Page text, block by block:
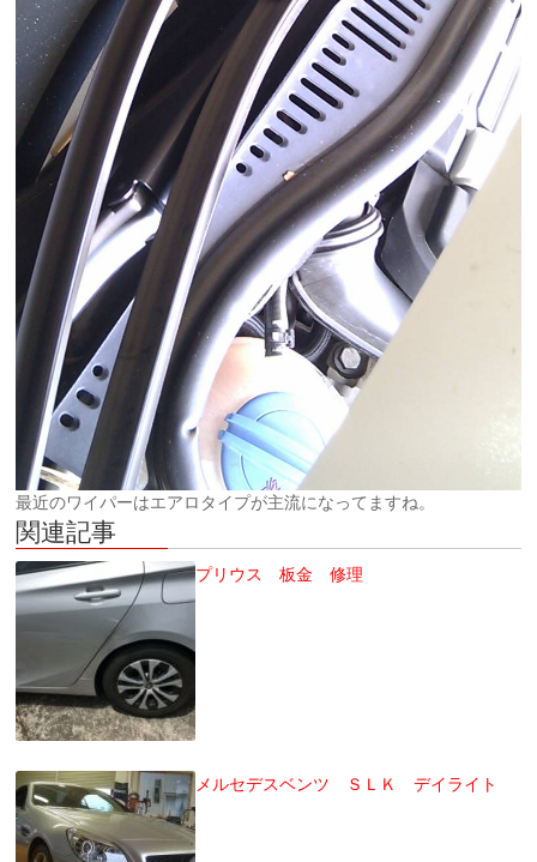
最近のワイパーはエアロタイプが主流になってますね。
関連記事
プリウス 板金 修理
メルセデスベンツ ＳＬＫ デイライト